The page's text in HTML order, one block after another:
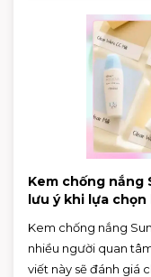
Kem chống nắng
lưu ý khi lựa
Kem chống nắng
nhiều người quan
viết này sẽ đánh giá